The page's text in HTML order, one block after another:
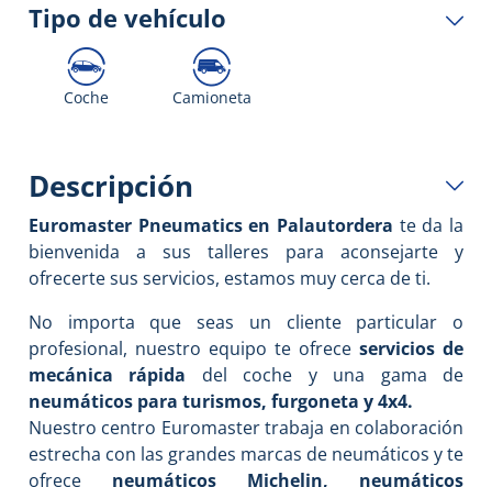
Tipo de vehículo
Coche Camioneta
Descripción
Euromaster Pneumaticsen Palautordera te da la
bienvenida a sus talleres para aconsejarte y
ofrecerte sus servicios, estamos muy cerca de ti.
No importa que seas un cliente particular o
profesional, nuestro equipo te ofrece servicios de
mecánica rápida del coche y una gama de
neumáticos para turismos, furgoneta y 4x4.
Nuestro centro Euromaster trabaja en colaboración
estrecha con las grandes marcas de neumáticos y te
ofrece neumáticos Michelin, neumáticos